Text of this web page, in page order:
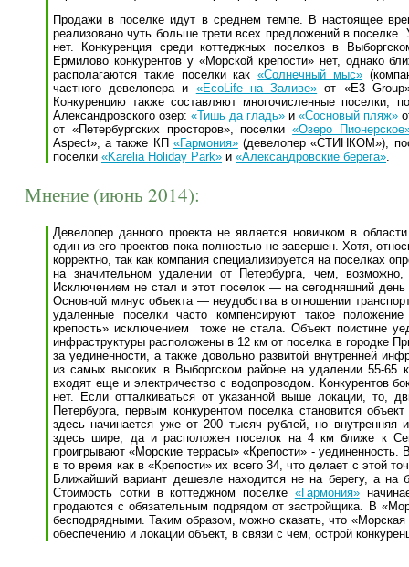
Продажи в поселке идут в среднем темпе. В настоящее
реализовано чуть больше трети всех предложений в поселке.
нет. Конкуренция среди коттеджных поселков в
Ермилово конкурентов у «Морской крепости» нет, однако
располагаются такие поселки как«Солнечный мыс»
частного девелопера и «EcoLife на Заливе» от «E3
Конкуренцию также составляют многочисленные поселки,
Александровского озер: «Тишь да гладь» и «Сосновый пляж»
от «Петербургских просторов», поселки«Озеро
Aspect», а также КП «Гармония»(девелопер «СТИНКОМ»),
поселки «Karelia Holiday Park» и «Александровские берега».
Мнение (июнь 2014):
Девелопер данного проекта не является новичком в
один из его проектов пока полностью не завершен. Хотя,
корректно, так как компания специализируется на поселках
на значительном удалении от Петербурга, чем,
Исключением не стал и этот поселок — на сегодняшний день
Основной минус объекта — неудобства в отношении
удаленные поселки часто компенсируют такое
крепость» исключением тоже не стала. Объект поистине
инфраструктуры расположены в 12 км от поселка в городке
за уединенности, а также довольно развитой внутренней
из самых высоких в Выборгском районе на удалении 55-
входят еще и электричество с водопроводом. Конкурентов
нет. Если отталкиваться от указанной выше локации, то,
Петербурга, первым конкурентом поселка становится
здесь начинается уже от 200 тысяч рублей, но внутренняя
здесь шире, да и расположен поселок на 4 км ближе к
проигрывают «Морские террасы» «Крепости» - уединенность.
в то время как в «Крепости» их всего 34, что делает с этой
Ближайший вариант дешевле находится не на берегу, а на
Стоимость сотки в коттеджном поселке «Гармония»
продаются с обязательным подрядом от застройщика. В
бесподрядными. Таким образом, можно сказать, что «Морская
обеспечению и локации объект, в связи с чем, острой